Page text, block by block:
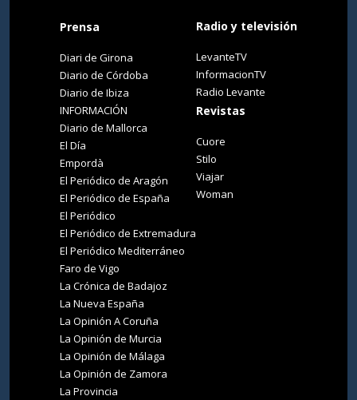
Prensa
Diari de Girona
Diario de Córdoba
Diario de Ibiza
INFORMACIÓN
Diario de Mallorca
El Día
Empordà
El Periódico de Aragón
El Periódico de España
El Periódico
El Periódico de Extremadura
El Periódico Mediterráneo
Faro de Vigo
La Crónica de Badajoz
La Nueva España
La Opinión A Coruña
La Opinión de Murcia
La Opinión de Málaga
La Opinión de Zamora
La Provincia
Radio y televisión
LevanteTV
InformacionTV
Radio Levante
Revistas
Cuore
Stilo
Viajar
Woman